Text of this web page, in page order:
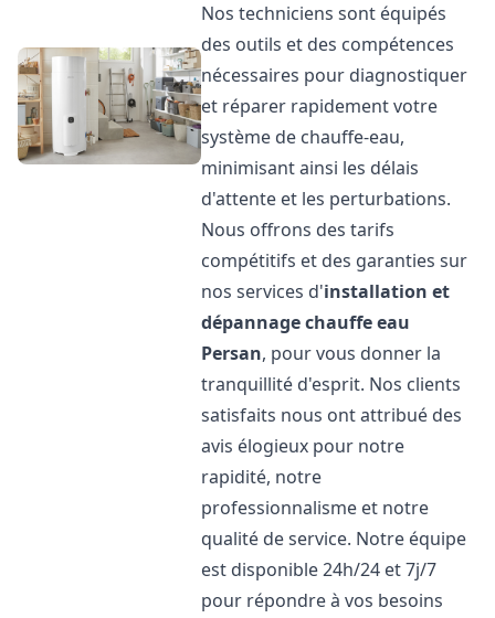
Nos techniciens sont équipés
des outils et des compétences
nécessaires pour diagnostiquer
et réparer rapidement votre
système de chauffe-eau,
minimisant ainsi les délais
d'attente et les perturbations.
Nous offrons des tarifs
compétitifs et des garanties sur
nos services d'installation et
dépannage chauffe eau
Persan, pour vous donner la
tranquillité d'esprit. Nos clients
satisfaits nous ont attribué des
avis élogieux pour notre
rapidité, notre
professionnalisme et notre
qualité de service. Notre équipe
est disponible 24h/24 et 7j/7
pour répondre à vos besoins